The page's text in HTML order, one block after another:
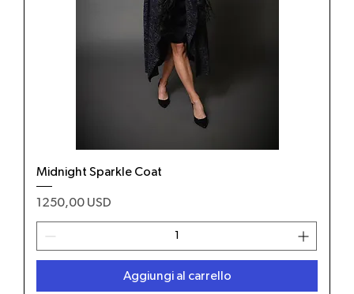
Midnight Sparkle Coat
Prezzo
1250,00 USD
Aggiungi al carrello